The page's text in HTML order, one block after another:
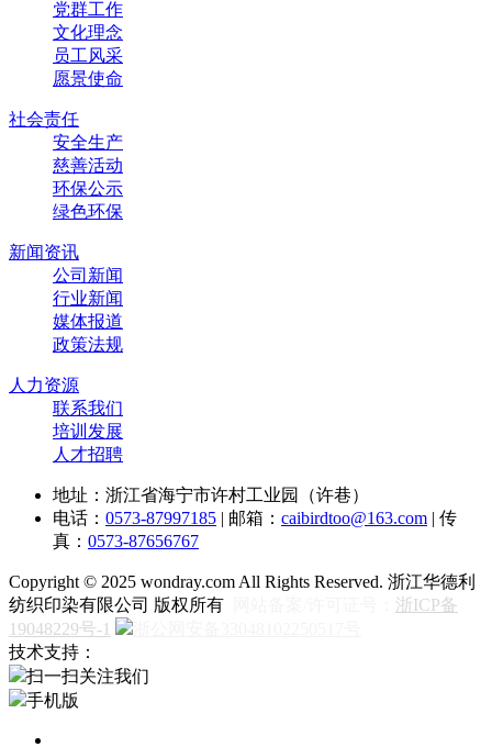
党群工作
文化理念
员工风采
愿景使命
社会责任
安全生产
慈善活动
环保公示
绿色环保
新闻资讯
公司新闻
行业新闻
媒体报道
政策法规
人力资源
联系我们
培训发展
人才招聘
地址：浙江省海宁市许村工业园（许巷）
电话： 0573-87997185 | 邮箱： caibirdtoo@163.com | 传
真： 0573-87656767
Copyright © 2025 wondray.com All Rights Reserved. 浙江华德利
纺织印染有限公司 版权所有
浙ICP备
19048229号-1
技术支持：
扫一扫关注我们
手机版